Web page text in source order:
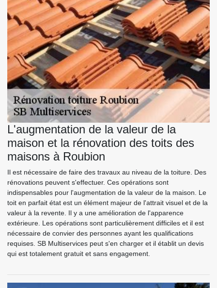
L'augmentation de la valeur de la
maison et la rénovation des toits des
maisons à Roubion
Il est nécessaire de faire des travaux au niveau de la toiture. Des
rénovations peuvent s'effectuer. Ces opérations sont
indispensables pour l'augmentation de la valeur de la maison. Le
toit en parfait état est un élément majeur de l'attrait visuel et de la
valeur à la revente. Il y a une amélioration de l'apparence
extérieure. Les opérations sont particulièrement difficiles et il est
nécessaire de convier des personnes ayant les qualifications
requises. SB Multiservices peut s'en charger et il établit un devis
qui est totalement gratuit et sans engagement.